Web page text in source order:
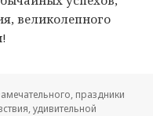
великолепного
, праздники
,удивительной